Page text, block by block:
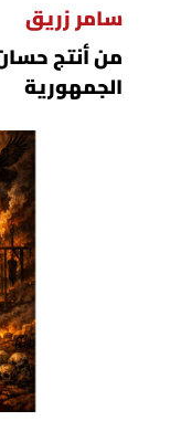
سامر زريق
من أنتج
الجمهورية